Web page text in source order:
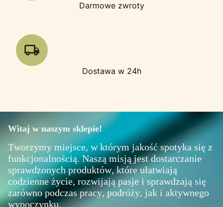
Darmowe zwroty
Dostawa w 24h
Witaj w naszym sklepie!
Tworzymy miejsce, w którym jakość spotyka się z
funkcjonalnością. Naszą misją jest dostarczanie
sprawdzonych produktów, które ułatwiają
codzienne życie, rozwijają pasje i sprawdzają się
zarówno podczas pracy, podróży, jak i aktywnego
wypoczynku.